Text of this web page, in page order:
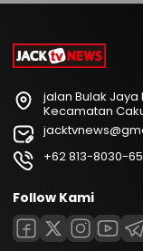
jalan Bulak Jaya
Kecamatan
+62 813-8030-
Follow Kami